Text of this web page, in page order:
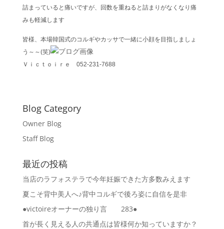
詰まっていると痛いですが、回数を重ねると詰まりがなくなり痛
みも軽減します
皆様、本場韓国式のコルギやカッサで一緒に小顔を目指しましょ
う～～(笑)
Ｖｉｃｔｏｉｒｅ 052-231-7688
Blog Category
Owner Blog
Staff Blog
最近の投稿
当店のラフォステラで今年妊娠できた方多数みえます
夏こそ背中美人へ♪背中コルギで後ろ姿に自信を是非
●victoireオーナーの独り言 283●
首が長く見える人の共通点は皆様何か知っていますか？